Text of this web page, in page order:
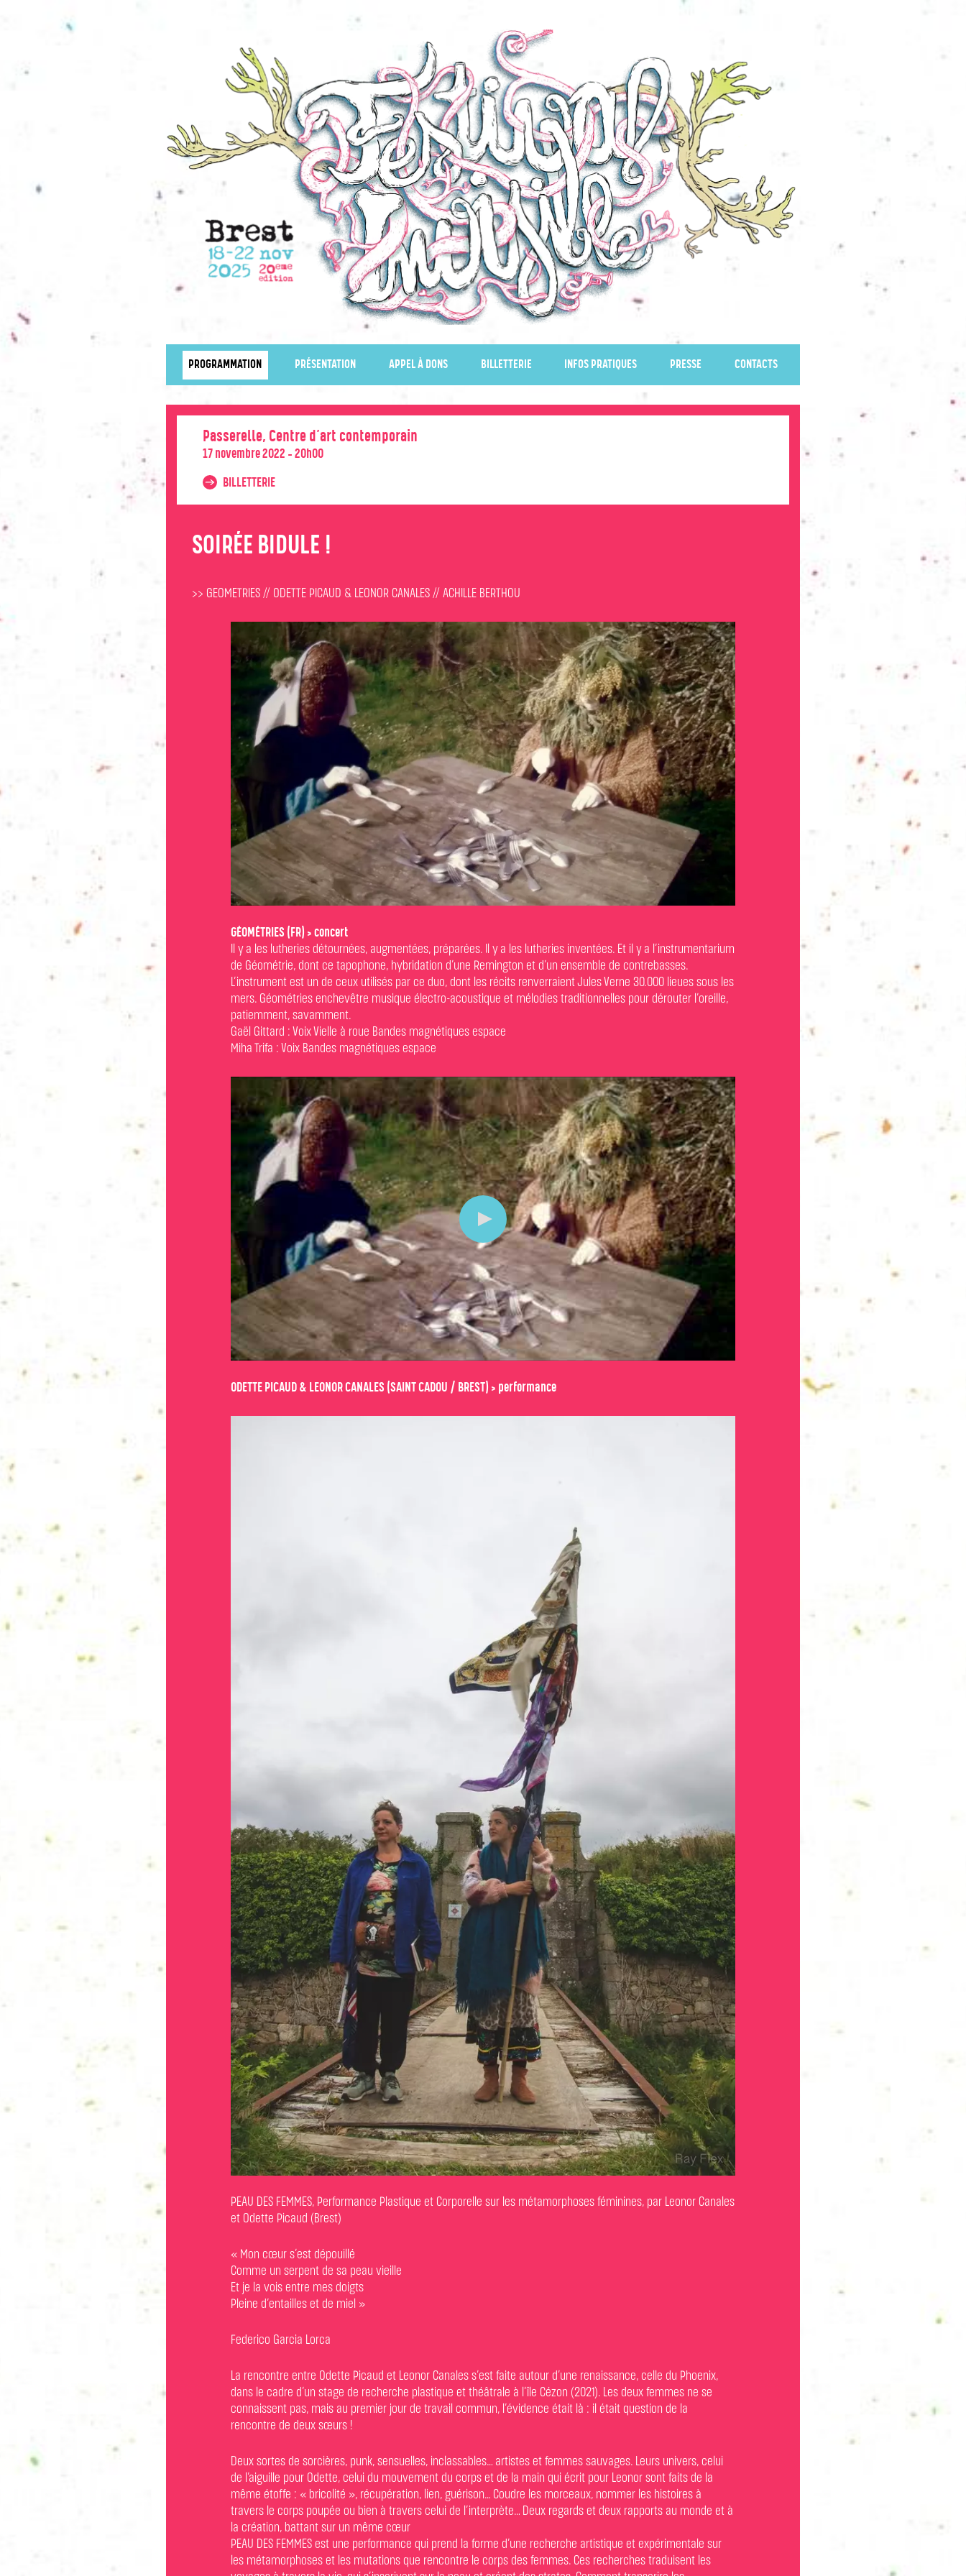
PROGRAMMATION PRÉSENTATION APPEL À DONS BILLETTERIE INFOS PRATIQUES PRESSE CONTACTS
Passerelle, Centre d’art contemporain
17 novembre 2022 - 20h00
BILLETTERIE
SOIRÉE BIDULE !
>> GEOMETRIES // ODETTE PICAUD & LEONOR CANALES // ACHILLE BERTHOU
GÉOMÉTRIES (FR) > concert
Il y a les lutheries détournées, augmentées, préparées. Il y a les lutheries inventées. Et il y a l’instrumentarium
de Géométrie, dont ce tapophone, hybridation d’une Remington et d’un ensemble de contrebasses.
L’instrument est un de ceux utilisés par ce duo, dont les récits renverraient Jules Verne 30.000 lieues sous les
mers. Géométries enchevêtre musique électro-acoustique et mélodies traditionnelles pour dérouter l’oreille,
patiemment, savamment.
Gaël Gittard : Voix Vielle à roue Bandes magnétiques espace
Miha Trifa : Voix Bandes magnétiques espace
ODETTE PICAUD & LEONOR CANALES (SAINT CADOU / BREST) > performance
PEAU DES FEMMES, Performance Plastique et Corporelle sur les métamorphoses féminines, par Leonor Canales
et Odette Picaud (Brest)
« Mon cœur s’est dépouillé
Comme un serpent de sa peau vieille
Et je la vois entre mes doigts
Pleine d’entailles et de miel »
Federico Garcia Lorca
La rencontre entre Odette Picaud et Leonor Canales s’est faite autour d’une renaissance, celle du Phoenix,
dans le cadre d’un stage de recherche plastique et théâtrale à l’île Cézon (2021). Les deux femmes ne se
connaissent pas, mais au premier jour de travail commun, l’évidence était là : il était question de la
rencontre de deux sœurs !
Deux sortes de sorcières, punk, sensuelles, inclassables… artistes et femmes sauvages. Leurs univers, celui
de l’aiguille pour Odette, celui du mouvement du corps et de la main qui écrit pour Leonor sont faits de la
même étoffe : « bricolité », récupération, lien, guérison… Coudre les morceaux, nommer les histoires à
travers le corps poupée ou bien à travers celui de l’interprète… Deux regards et deux rapports au monde et à
la création, battant sur un même cœur
PEAU DES FEMMES est une performance qui prend la forme d’une recherche artistique et expérimentale sur
les métamorphoses et les mutations que rencontre le corps des femmes. Ces recherches traduisent les